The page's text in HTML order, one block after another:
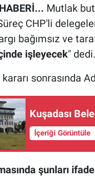
Mutlak
CHP'li
bağımsız ve
işleyecek" dedi.
sonrasında
Kuşadası
İçeriği Görüntüle
şunları